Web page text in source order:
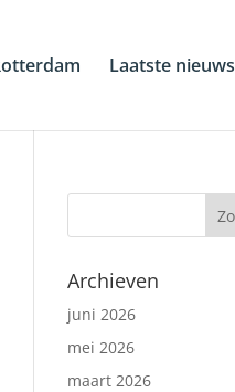
Laatste nieuws
Archieven
juni 2026
mei 2026
maart 2026